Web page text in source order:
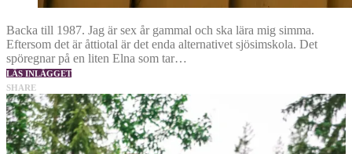
Backa till 1987. Jag är sex år gammal och ska lära mig simma.
Eftersom det är åttiotal är det enda alternativet sjösimskola. Det
spöregnar på en liten Elna som tar…
LÄS INLÄGGET
SHARE